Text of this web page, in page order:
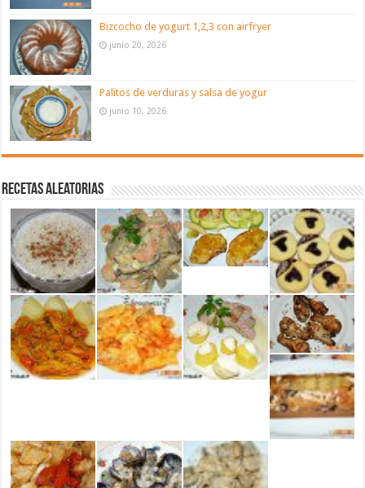
Bizcocho de yogurt 1,2,3 con airfryer
junio 20, 2026
Palitos de verduras y salsa de yogur
junio 10, 2026
Recetas aleatorias